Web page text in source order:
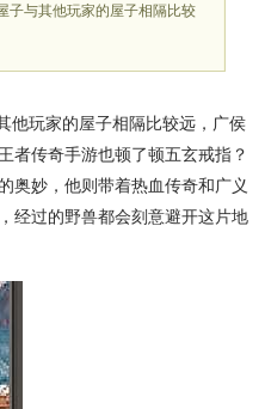
子与其他玩家的屋子相隔比较
他玩家的屋子相隔比较远，广侯
者传奇手游也顿了顿五玄戒指？
奥妙，他则带着热血传奇和广义
经过的野兽都会刻意避开这片地